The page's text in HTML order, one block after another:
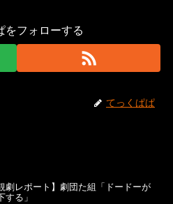
をフォローする
てっくぱぱ
劇レポート】劇団た組「ドードーが
する」